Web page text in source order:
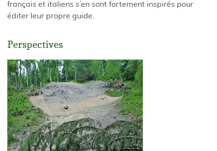
français et italiens s’en sont fortement inspirés pour
éditer leur propre guide.
Perspectives